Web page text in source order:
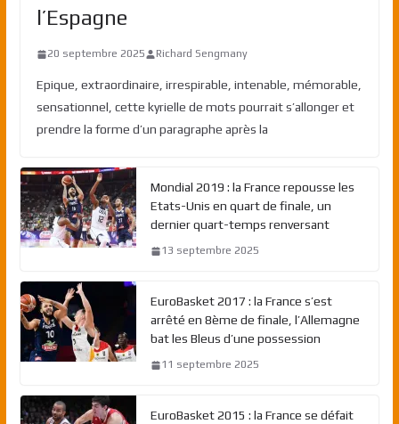
l’Espagne
20 septembre 2025 Richard Sengmany
Epique, extraordinaire, irrespirable, intenable, mémorable,
sensationnel, cette kyrielle de mots pourrait s’allonger et
prendre la forme d’un paragraphe après la
Mondial 2019 : la France repousse les
Etats-Unis en quart de finale, un
dernier quart-temps renversant
13 septembre 2025
EuroBasket 2017 : la France s’est
arrêté en 8ème de finale, l’Allemagne
bat les Bleus d’une possession
11 septembre 2025
EuroBasket 2015 : la France se défait